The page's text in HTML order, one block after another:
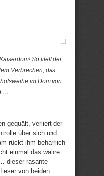
So titelt der
Verbrechen, das
im Dom von
…
gequält, verliert der
über sich und
rückt ihm beharrlich
einmal das wahre
dieser rasante
von beiden